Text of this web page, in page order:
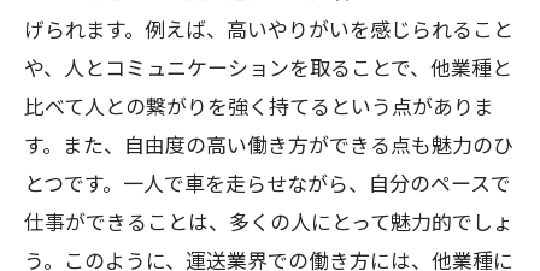
げられます。例えば、高いやりがいを感じられること
や、人とコミュニケーションを取ることで、他業種と
比べて人との繋がりを強く持てるという点がありま
す。また、自由度の高い働き方ができる点も魅力のひ
とつです。一人で車を走らせながら、自分のペースで
仕事ができることは、多くの人にとって魅力的でしょ
う。このように、運送業界での働き方には、他業種に